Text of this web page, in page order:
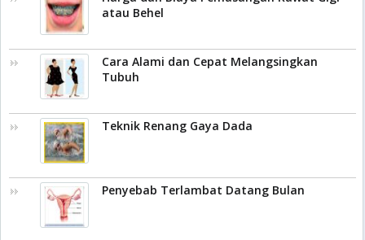
atau Behel
Cara Alami dan Cepat Melangsingkan
Tubuh
Teknik Renang Gaya Dada
Penyebab Terlambat Datang Bulan